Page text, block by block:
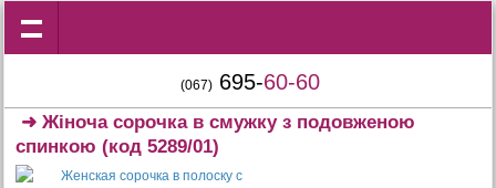
(067) 695-60-60
➜Жіноча сорочка в смужку з подовженою
спинкою (код 5289/01)